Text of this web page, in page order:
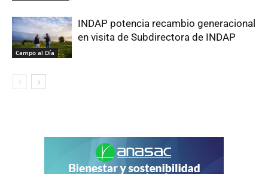
Campo al Día
INDAP potencia recambio generacional
en visita de Subdirectora de INDAP